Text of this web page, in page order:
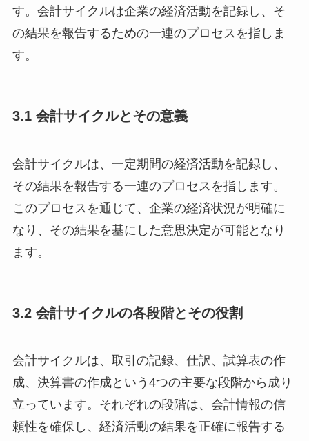
す。会計サイクルは企業の経済活動を記録し、そ
の結果を報告するための一連のプロセスを指しま
す。
3.1 会計サイクルとその意義
会計サイクルは、一定期間の経済活動を記録し、
その結果を報告する一連のプロセスを指します。
このプロセスを通じて、企業の経済状況が明確に
なり、その結果を基にした意思決定が可能となり
ます。
3.2 会計サイクルの各段階とその役割
会計サイクルは、取引の記録、仕訳、試算表の作
成、決算書の作成という4つの主要な段階から成り
立っています。それぞれの段階は、会計情報の信
頼性を確保し、経済活動の結果を正確に報告する